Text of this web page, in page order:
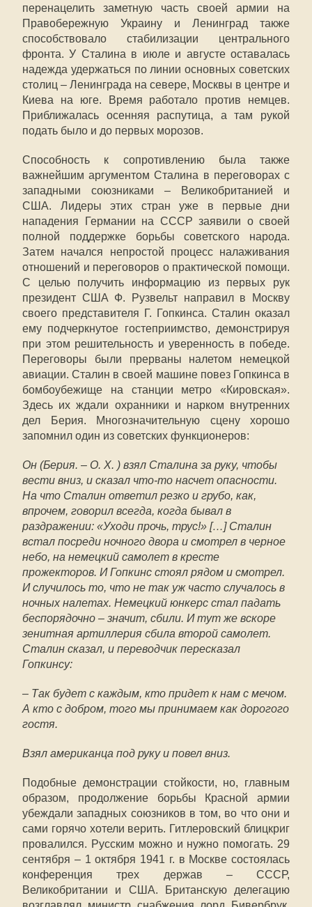
перенацелить заметную часть своей армии на
Правобережную Украину и Ленинград также
способствовало стабилизации центрального
фронта. У Сталина в июле и августе оставалась
надежда удержаться по линии основных советских
столиц – Ленинграда на севере, Москвы в центре и
Киева на юге. Время работало против немцев.
Приближалась осенняя распутица, а там рукой
подать было и до первых морозов.
Способность к сопротивлению была также
важнейшим аргументом Сталина в переговорах с
западными союзниками – Великобританией и
США. Лидеры этих стран уже в первые дни
нападения Германии на СССР заявили о своей
полной поддержке борьбы советского народа.
Затем начался непростой процесс налаживания
отношений и переговоров о практической помощи.
С целью получить информацию из первых рук
президент США Ф. Рузвельт направил в Москву
своего представителя Г. Гопкинса. Сталин оказал
ему подчеркнутое гостеприимство, демонстрируя
при этом решительность и уверенность в победе.
Переговоры были прерваны налетом немецкой
авиации. Сталин в своей машине повез Гопкинса в
бомбоубежище на станции метро «Кировская».
Здесь их ждали охранники и нарком внутренних
дел Берия. Многозначительную сцену хорошо
запомнил один из советских функционеров:
Он (Берия. – О. Х. ) взял Сталина за руку, чтобы
вести вниз, и сказал что-то насчет опасности.
На что Сталин ответил резко и грубо, как,
впрочем, говорил всегда, когда бывал в
раздражении: «Уходи прочь, трус!» […] Сталин
встал посреди ночного двора и смотрел в черное
небо, на немецкий самолет в кресте
прожекторов. И Гопкинс стоял рядом и смотрел.
И случилось то, что не так уж часто случалось в
ночных налетах. Немецкий юнкерс стал падать
беспорядочно – значит, сбили. И тут же вскоре
зенитная артиллерия сбила второй самолет.
Сталин сказал, и переводчик пересказал
Гопкинсу:
– Так будет с каждым, кто придет к нам с мечом.
А кто с добром, того мы принимаем как дорогого
гостя.
Взял американца под руку и повел вниз.
Подобные демонстрации стойкости, но, главным
образом, продолжение борьбы Красной армии
убеждали западных союзников в том, во что они и
сами горячо хотели верить. Гитлеровский блицкриг
провалился. Русским можно и нужно помогать. 29
сентября – 1 октября 1941 г. в Москве состоялась
конференция трех держав – СССР,
Великобритании и США. Британскую делегацию